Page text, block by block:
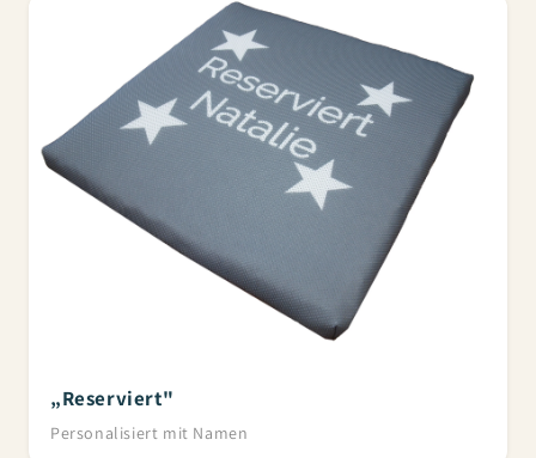
„Reserviert"
Personalisiert mit Namen